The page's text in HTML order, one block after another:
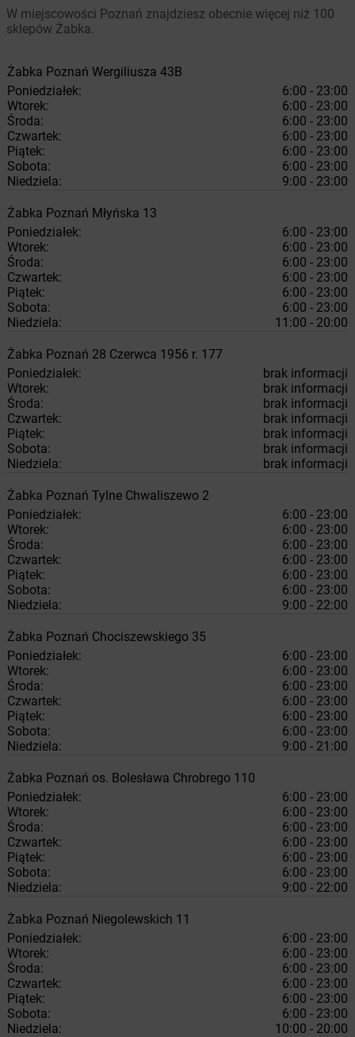
W miejscowości Poznań znajdziesz obecnie więcej niż 100
sklepów Żabka.
Żabka Poznań Wergiliusza 43B
Poniedziałek:
6:00 - 23:00
Wtorek:
6:00 - 23:00
Środa:
6:00 - 23:00
Czwartek:
6:00 - 23:00
Piątek:
6:00 - 23:00
Sobota:
6:00 - 23:00
Niedziela:
9:00 - 23:00
Żabka Poznań Młyńska 13
Poniedziałek:
6:00 - 23:00
Wtorek:
6:00 - 23:00
Środa:
6:00 - 23:00
Czwartek:
6:00 - 23:00
Piątek:
6:00 - 23:00
Sobota:
6:00 - 23:00
Niedziela:
11:00 - 20:00
Żabka Poznań 28 Czerwca 1956 r. 177
Poniedziałek:
brak informacji
Wtorek:
brak informacji
Środa:
brak informacji
Czwartek:
brak informacji
Piątek:
brak informacji
Sobota:
brak informacji
Niedziela:
brak informacji
Żabka Poznań Tylne Chwaliszewo 2
Poniedziałek:
6:00 - 23:00
Wtorek:
6:00 - 23:00
Środa:
6:00 - 23:00
Czwartek:
6:00 - 23:00
Piątek:
6:00 - 23:00
Sobota:
6:00 - 23:00
Niedziela:
9:00 - 22:00
Żabka Poznań Chociszewskiego 35
Poniedziałek:
6:00 - 23:00
Wtorek:
6:00 - 23:00
Środa:
6:00 - 23:00
Czwartek:
6:00 - 23:00
Piątek:
6:00 - 23:00
Sobota:
6:00 - 23:00
Niedziela:
9:00 - 21:00
Żabka Poznań os. Bolesława Chrobrego 110
Poniedziałek:
6:00 - 23:00
Wtorek:
6:00 - 23:00
Środa:
6:00 - 23:00
Czwartek:
6:00 - 23:00
Piątek:
6:00 - 23:00
Sobota:
6:00 - 23:00
Niedziela:
9:00 - 22:00
Żabka Poznań Niegolewskich 11
Poniedziałek:
6:00 - 23:00
Wtorek:
6:00 - 23:00
Środa:
6:00 - 23:00
Czwartek:
6:00 - 23:00
Piątek:
6:00 - 23:00
Sobota:
6:00 - 23:00
Niedziela:
10:00 - 20:00